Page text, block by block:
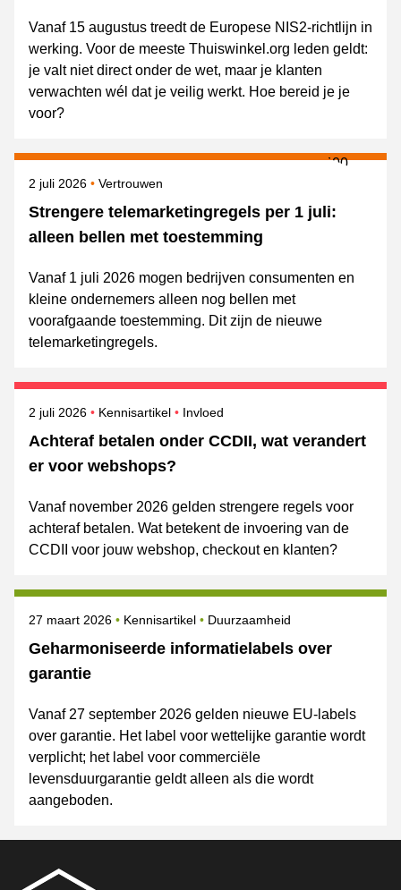
Vanaf 15 augustus treedt de Europese NIS2-richtlijn in
werking. Voor de meeste Thuiswinkel.org leden geldt:
je valt niet direct onder de wet, maar je klanten
verwachten wél dat je veilig werkt. Hoe bereid je je
voor?
Strengere telemarketingregels per 1 juli:
alleen bellen met toestemming
Gepubliceerd op
2 juli 2026 Onderwerpen
Vertrouwen
Vanaf 1 juli 2026 mogen bedrijven consumenten en
kleine ondernemers alleen nog bellen met
voorafgaande toestemming. Dit zijn de nieuwe
telemarketingregels.
Achteraf betalen onder CCDII, wat verandert
er voor webshops?
Gepubliceerd op
2 juli 2026 Kennisartikel Onderwerpen
Invloed
Vanaf november 2026 gelden strengere regels voor
achteraf betalen. Wat betekent de invoering van de
CCDII voor jouw webshop, checkout en klanten?
Geharmoniseerde informatielabels over
garantie
Gepubliceerd op
27 maart 2026 Kennisartikel Onderwerpen
Duurzaamheid
Vanaf 27 september 2026 gelden nieuwe EU-labels
over garantie. Het label voor wettelijke garantie wordt
verplicht; het label voor commerciële
levensduurgarantie geldt alleen als die wordt
aangeboden.